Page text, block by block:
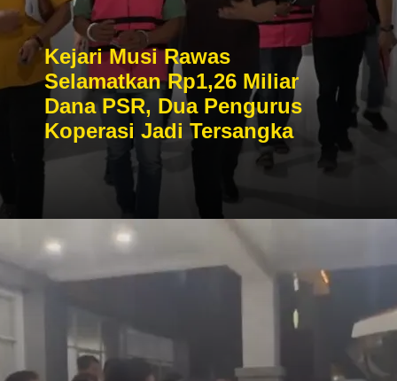
Kejari Musi Rawas
Selamatkan Rp1,26 Miliar
Dana PSR, Dua Pengurus
Koperasi Jadi Tersangka